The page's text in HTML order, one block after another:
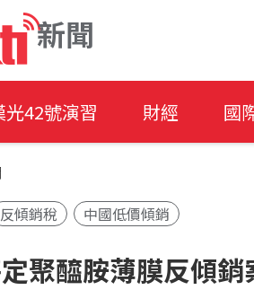
新聞
光42號演習 財經 國
反傾銷稅 中國低價傾銷
聚醯胺薄膜反傾